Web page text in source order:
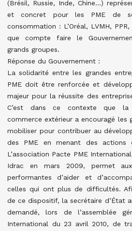
(Brésil, Russie, Inde, Chine…)
et concret pour les PME de
consommation : L’Oréal, LVMH,
que compte faire le
grands groupes.
Réponse du Gouvernement :
La solidarité entre les grandes
PME doit être renforcée et
majeur pour la réussite des
C’est dans ce contexte que la
commerce extérieur a encouragé les
mobiliser pour contribuer au
des PME en menant des actions
L’association Pacte PME
Idrac en mars 2009, permet
performantes d’aider et
celles qui ont plus de difficultés.
de ce dispositif, la secrétaire d’État
demandé, lors de l’assemblée
International du 23 avril 2010, de